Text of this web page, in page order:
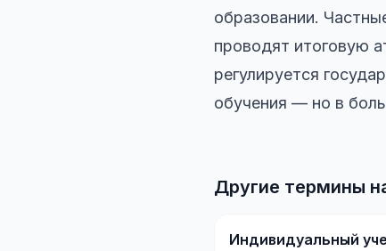
образовании.
проводят итоговую
регулируется
обучения — но в
Другие термины
Индивидуальный